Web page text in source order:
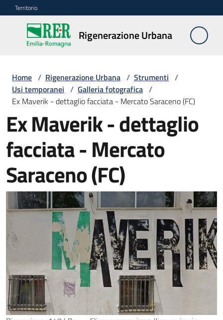
Vai al contenuto
Vai alla navigazione
Vai al footer
Territorio
Rigenerazione Urbana
Rigenerazione
Urbana
Misure
e
Strumenti
Menu selezionato
Divulgazione
Norme
atti
su
Home / Rigenerazione Urbana / Strumenti /
Usi temporanei / Galleria fotografica /
Ex Maverik - dettaglio facciata - Mercato Saraceno (FC)
Ex Maverik - dettaglio
facciata - Mercato
Saraceno (FC)